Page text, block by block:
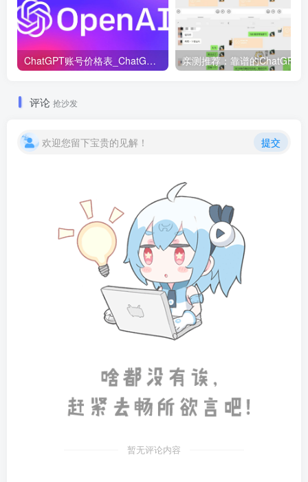
ChatGPT账号价格表_ChatGPT账号购买！
评论 抢沙发
欢迎您留下宝贵的见解！ 提交
暂无评论内容